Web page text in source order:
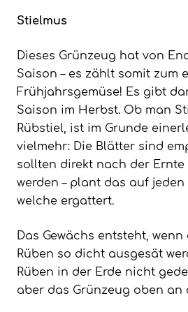
Stielmus
Dieses Grünzeug hat von
Saison – es zählt somit zum
Frühjahrsgemüse! Es gibt
Saison im Herbst. Ob man
Rübstiel, ist im Grunde
vielmehr: Die Blätter sind
sollten direkt nach der Ernte
werden – plant das auf
welche ergattert.
Das Gewächs entsteht,
Rüben so dicht ausgesät
Rüben in der Erde nicht
aber das Grünzeug oben an